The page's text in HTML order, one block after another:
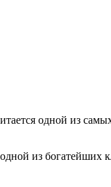
одной из
одной из